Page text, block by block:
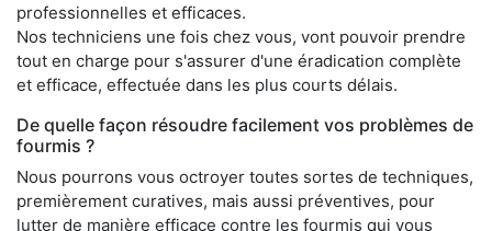
professionnelles et efficaces.
Nos techniciens une fois chez vous, vont pouvoir prendre
tout en charge pour s'assurer d'une éradication complète
et efficace, effectuée dans les plus courts délais.
De quelle façon résoudre facilement vos problèmes de
fourmis ?
Nous pourrons vous octroyer toutes sortes de techniques,
premièrement curatives, mais aussi préventives, pour
lutter de manière efficace contre les fourmis qui vous